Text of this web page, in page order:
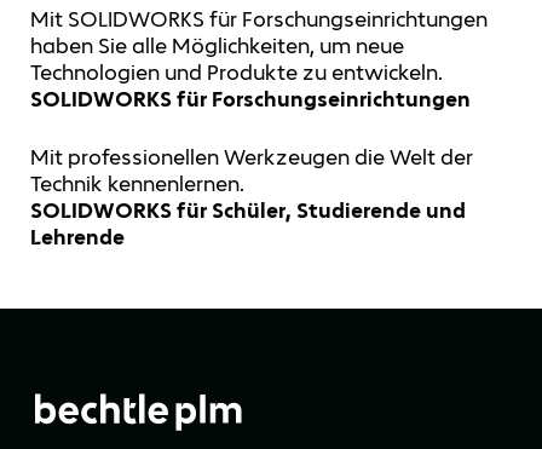
Mit SOLIDWORKS für Forschungseinrichtungen
haben Sie alle Möglichkeiten, um neue
Technologien und Produkte zu entwickeln.
SOLIDWORKS für Forschungseinrichtungen
Mit professionellen Werkzeugen die Welt der
Technik kennenlernen.
SOLIDWORKS für Schüler, Studierende und
Lehrende